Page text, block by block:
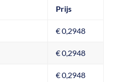
Prijs
€ 0,2948
€ 0,2948
€ 0,2948